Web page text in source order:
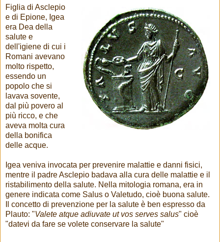
Figlia di Asclepio
e di Epione, Igea
era Dea della
salute e
dell'igiene di cui i
Romani avevano
molto rispetto,
essendo un
popolo che si
lavava sovente,
dal più povero al
più ricco, e che
aveva molta cura
della bonifica
delle acque.
Igea veniva invocata per prevenire malattie e danni fisici,
mentre il padre Asclepio badava alla cura delle malattie e il
ristabilimento della salute. Nella mitologia romana, era in
genere indicata come Salus o Valetudo, cioè buona salute.
Il concetto di prevenzione per la salute è ben espresso da
Plauto: "Valete atque adiuvate ut vos serves salus" cioè
"datevi da fare se volete conservare la salute"